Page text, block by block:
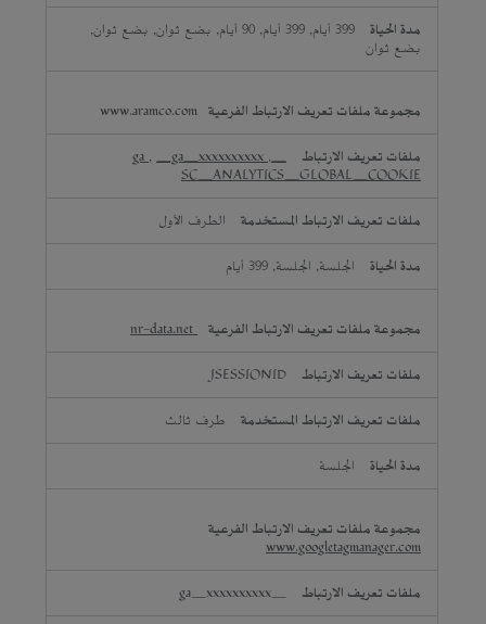
399 أيام, 399 أيام, 90 أيام, بضع ثوان, بضع ثوان,
بضع ثوان
www.aramco.com
, _ga_xxxxxxxxxx ,
SC_ANALYTICS_GLOBAL_COOKIE
الطرف الأول
الجلسة, الجلسة, 399 أيام
JSESSIONID
طرف ثالث
الجلسة
www.googletagmanager.com